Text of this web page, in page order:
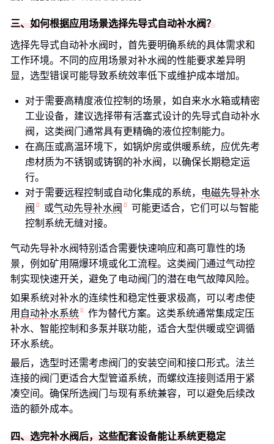
三、如何根据应用场景选择先导式自动补水阀？
选择先导式自动补水阀时，首先要明确系统的具体需求和
工作环境。不同的应用场景对补水阀的性能要求差异明
显，选型错误可能导致系统效率低下或维护成本增加。
对于需要高精度液位控制的场景，如自来水水箱或精密
工业设备，建议选择带有活塞式设计的先导式自动补水
阀，这类阀门通常具有更精确的液位控制能力。
在高压或高温环境下，如锅炉房或供暖系统，应优先考
虑材质为不锈钢或铸钢的补水阀，以确保长期稳定运
行。
对于需要远程控制或自动化集成的系统，
电磁先导补水
阀
或气动先导补水阀
可能更适合，它们可以与智能
控制系统无缝对接。
气动先导补水阀特别适合需要快速响应和高可靠性的场
景，例如矿用隔爆环境或化工流程。这类阀门通过气动控
制实现快速开关，避免了电动阀门的潜在电气故障风险。
如果系统对补水的连续性和稳定性要求极高，可以考虑使
用 自动补水系统
作为替代方案。这类系统通常集成定压
补水、智能控制和多泵并联功能，适合大型供暖或空调循
环水系统。
最后，选型时还需考虑阀门的安装空间和接口形式。法兰
连接的阀门更适合大型管道系统，而螺纹连接则适用于紧
凑空间。确保所选阀门与现有系统兼容，可以避免后续改
造的额外成本。
四、选完补水阀后，这些配套设备能让系统更稳定